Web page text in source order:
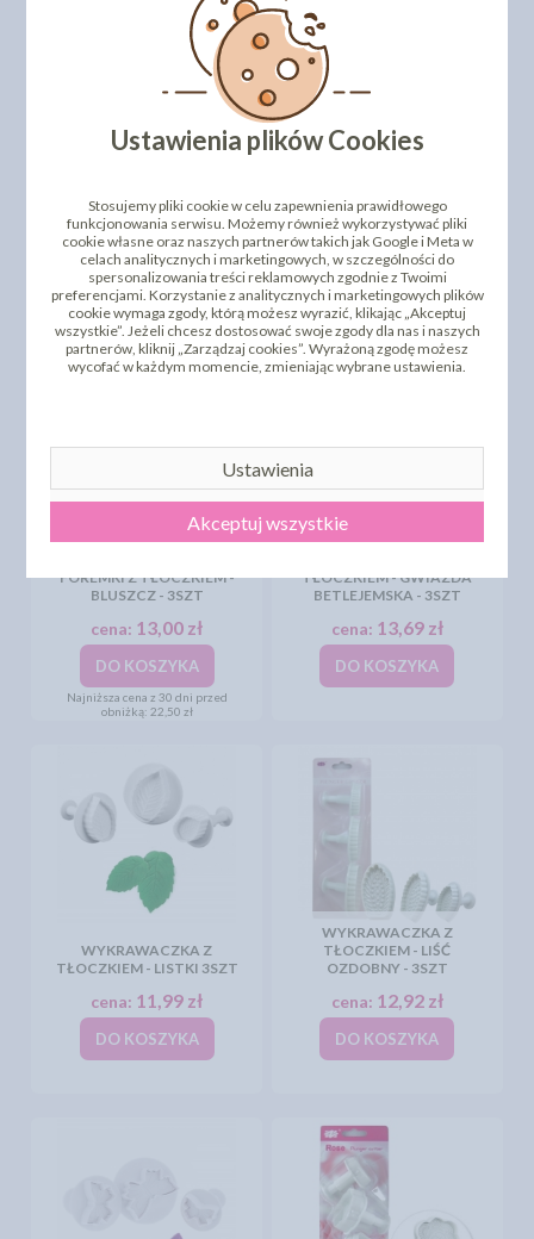
WYCISKANIA CIASTEK -
WIŚNIE - 3SZT
cena:8,77 zł
DO KOSZYKA
WYCISKANIA CIASTEK -
TRUSKAWKI - 3SZT
cena:12,66 zł
DO KOSZYKA
FOREMKI Z TŁOCZKIEM -
BLUSZCZ - 3SZT
cena: 13,00 zł
DO KOSZYKA
Najniższa cena z 30 dni przed
obniżką: 22,50 zł
TŁOCZKIEM - GWIAZDA
BETLEJEMSKA - 3SZT
cena: 13,69 zł
DO KOSZYKA
WYKRAWACZKA Z
TŁOCZKIEM - LISTKI 3SZT
cena: 11,99 zł
DO KOSZYKA
WYKRAWACZKA Z
TŁOCZKIEM - LIŚĆ
OZDOBNY - 3SZT
cena: 12,92 zł
DO KOSZYKA
Ustawienia plików Cookies
Stosujemy pliki cookie w celu zapewnienia prawidłowego
funkcjonowania serwisu. Możemy również wykorzystywać pliki
cookie własne oraz naszych partnerów takich jak Google i Meta w
celach analitycznych i marketingowych, w szczególności do
spersonalizowania treści reklamowych zgodnie z Twoimi
preferencjami. Korzystanie z analitycznych i marketingowych plików
cookie wymaga zgody, którą możesz wyrazić, klikając „Akceptuj
wszystkie”. Jeżeli chcesz dostosować swoje zgody dla nas i naszych
partnerów, kliknij „Zarządzaj cookies”. Wyrażoną zgodę możesz
wycofać w każdym momencie, zmieniając wybrane ustawienia.
Ustawienia
Akceptuj wszystkie